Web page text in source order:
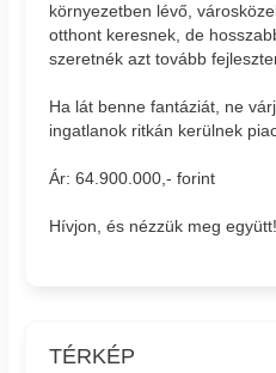
környezetben lévő,
otthont keresnek, de
szeretnék azt tovább
Ha lát benne fantáziát, ne
ingatlanok ritkán kerülnek
Ár: 64.900.000,- forint
Hívjon, és nézzük meg
TÉRKÉP